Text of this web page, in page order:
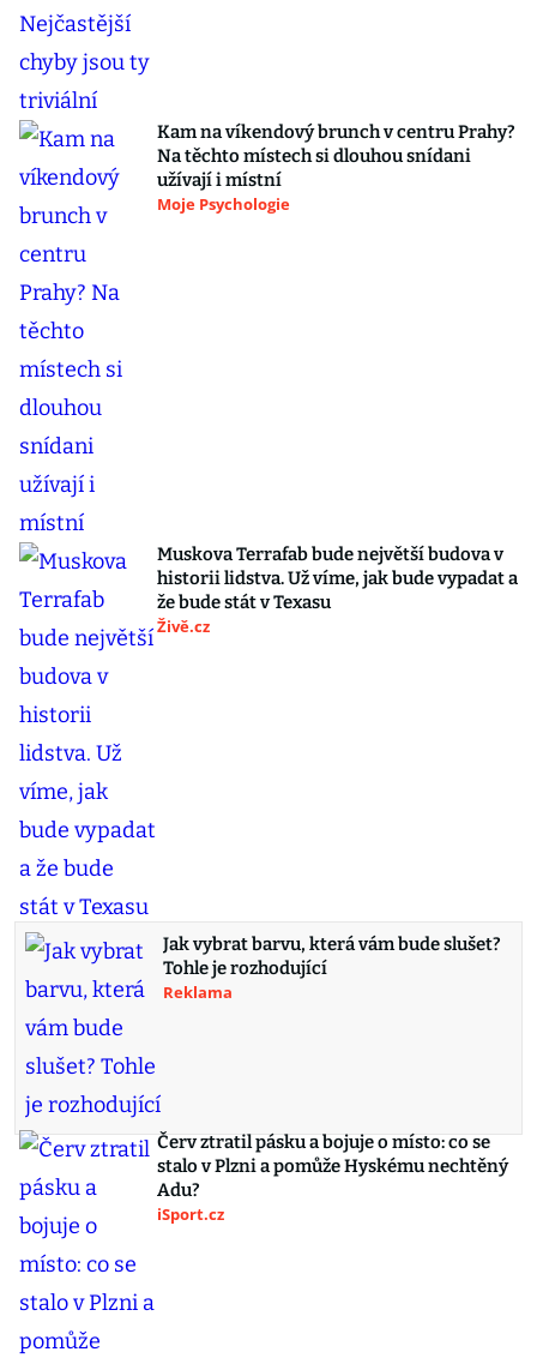
Kam na víkendový brunch v centru Prahy?
Na těchto místech si dlouhou snídani
užívají i místní
Moje Psychologie
Muskova Terrafab bude největší budova v
historii lidstva. Už víme, jak bude vypadat a
že bude stát v Texasu
Živě.cz
Jak vybrat barvu, která vám bude slušet?
Tohle je rozhodující
Reklama
Červ ztratil pásku a bojuje o místo: co se
stalo v Plzni a pomůže Hyskému nechtěný
Adu?
iSport.cz